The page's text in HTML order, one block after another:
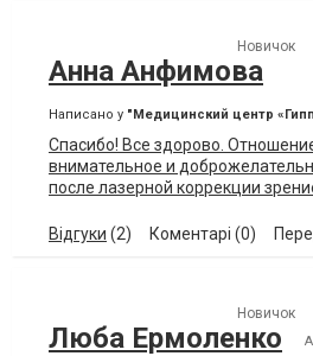
Новичок
Анна Анфимова
Написано у "Медицинский центр
Спасибо! Все здорово.
внимательное и
после лазерной коррекции
Відгуки (2) Коментарі (0)
Новичок
Люба Ермоленко